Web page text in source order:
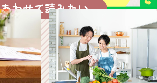
あわせて読みたい